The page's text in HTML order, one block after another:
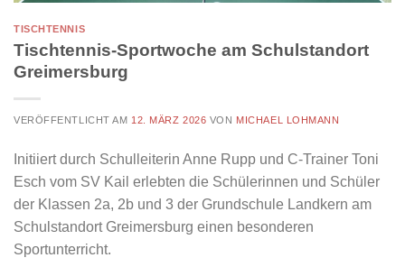
TISCHTENNIS
Tischtennis-Sportwoche am Schulstandort
Greimersburg
VERÖFFENTLICHT AM 12. MÄRZ 2026 VON MICHAEL LOHMANN
Initiiert durch Schulleiterin Anne Rupp und C-Trainer Toni
Esch vom SV Kail erlebten die Schülerinnen und Schüler
der Klassen 2a, 2b und 3 der Grundschule Landkern am
Schulstandort Greimersburg einen besonderen
Sportunterricht.